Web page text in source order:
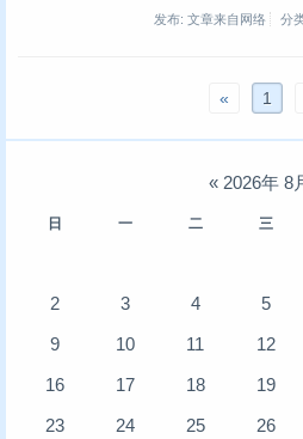
发布: 文章来自网络 分
« 1
« 2026年 8
日 一 二 三
2
3 4 5
9
10 11 12
16
17 18 19
23
24 25 26